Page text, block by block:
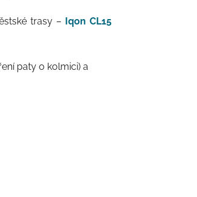
trasy – Iqon CL15
paty o kolmici) a